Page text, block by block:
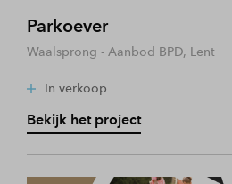
Parkoever
Waalsprong - Aanbod BPD, Lent
In verkoop
Bekijk het project